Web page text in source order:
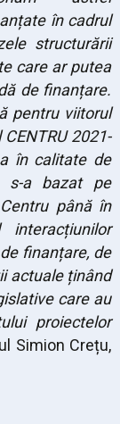
în cadrul
structurării
care ar putea
de finanțare.
pentru viitorul
2021-
în calitate de
s-a bazat pe
până în
finanțare, de
actuale ținând
care au
proiectelor
Simion Crețu,